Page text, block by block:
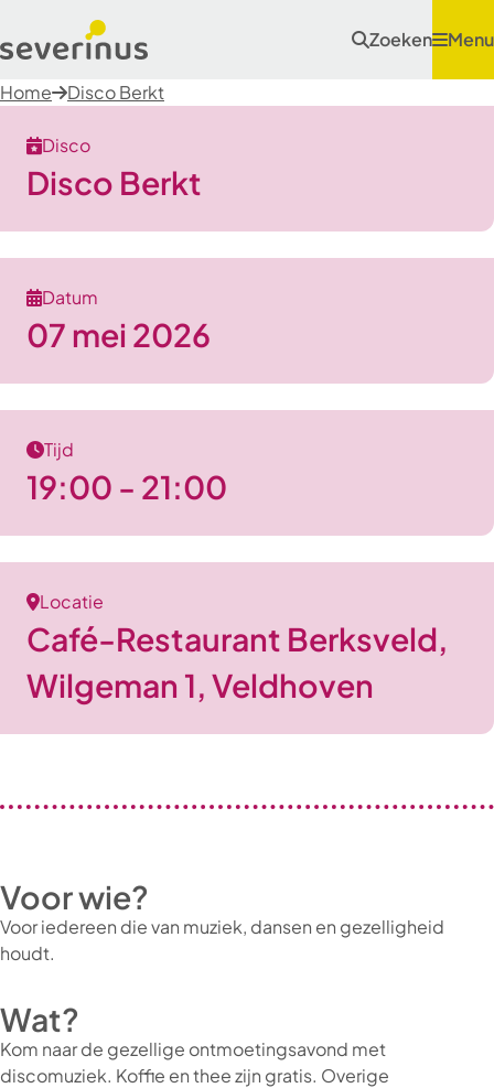
Zoeken Menu
Home Disco Berkt
Disco
Disco Berkt
Datum
07 mei 2026
Tijd
19:00 - 21:00
Locatie
Café-Restaurant Berksveld,
Wilgeman 1, Veldhoven
Voor wie?
Voor iedereen die van muziek, dansen en gezelligheid
houdt.
Wat?
Kom naar de gezellige ontmoetingsavond met
discomuziek. Koffie en thee zijn gratis. Overige